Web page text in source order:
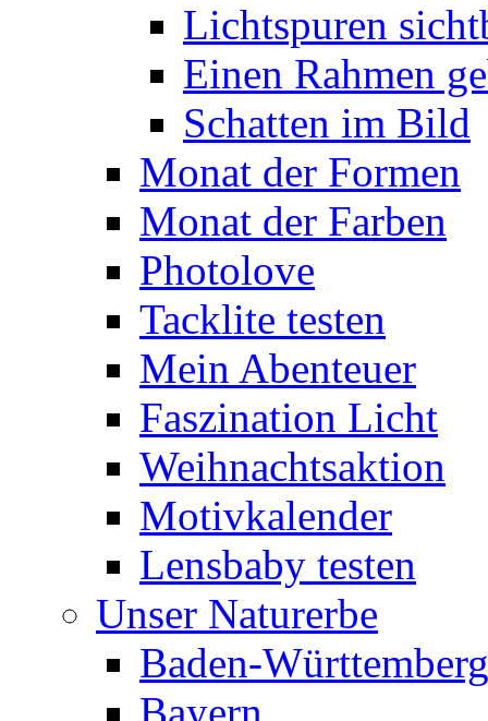
Lichtspuren
Einen Rahmen
Schatten im Bild
Monat der Formen
Monat der Farben
Photolove
Tacklite testen
Mein Abenteuer
Faszination Licht
Weihnachtsaktion
Motivkalender
Lensbaby testen
Unser Naturerbe
Baden-Württemberg